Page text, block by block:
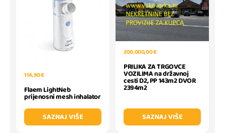
114,90 €
Flaem LightNeb
prijenosni mesh inhalator
SAZNAJ VIŠE
200.000,00 €
PRILIKA ZA TRGOVCE
VOZILIMA na državnoj
cesti D2, PP 143m2 DVOR
2394m2
SAZNAJ VIŠE